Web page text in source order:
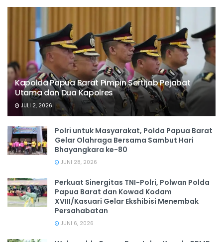
Kapolda Papua Barat Pimpin Sertijab Pejabat
Utama dan Dua Kapolres
JULI 2, 2026
Polri untuk Masyarakat, Polda Papua Barat
Gelar Olahraga Bersama Sambut Hari
Bhayangkara ke-80
JUNI 28, 2026
‎Perkuat Sinergitas TNI-Polri, Polwan Polda
Papua Barat dan Kowad Kodam
XVIII/Kasuari Gelar Ekshibisi Menembak
Persahabatan
JUNI 6, 2026